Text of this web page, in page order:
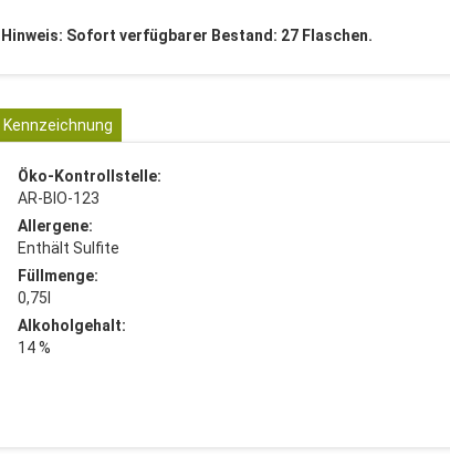
Hinweis: Sofort verfügbarer Bestand: 27 Flaschen.
Kennzeichnung
Öko-Kontrollstelle:
AR-BIO-123
Allergene:
Enthält Sulfite
Füllmenge:
0,75l
Alkoholgehalt:
14 %